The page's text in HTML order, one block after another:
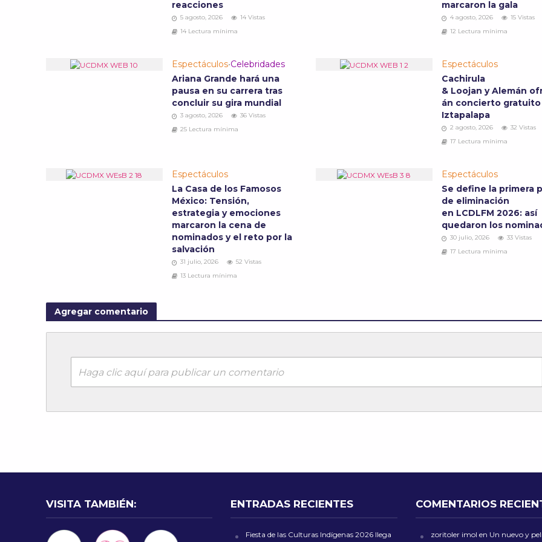
reacciones
5 agosto, 2026
14 Vistas
14 Lectura mínima
marcaron la gala
4 agosto, 2026
15 Vistas
12 Lectura mínima
Espectáculos•Celebridades
Ariana Grande hará una
pausa en su carrera tras
concluir su gira mundial
3 agosto, 2026
36 Vistas
25 Lectura mínima
Espectáculos
Cachirula
& Loojan y Alemán
án concierto gratuito
Iztapalapa
2 agosto, 2026
32 Vistas
17 Lectura mínima
Espectáculos
La Casa de los Famosos
México: Tensión,
estrategia y emociones
marcaron la cena de
nominados y el reto por la
salvación
31 julio, 2026
52 Vistas
13 Lectura mínima
Espectáculos
Se define la primera
de eliminación
en LCDLFM 2026: así
quedaron los
30 julio, 2026
33 Vistas
17 Lectura mínima
Agregar comentario
Haga clic aquí para publicar un comentario
VISITA TAMBIÉN: ENTRADAS RECIENTES
Fiesta de las Culturas Indígenas 2026 llega
COMENTARIOS
zoritoler imol en Un nuevo y